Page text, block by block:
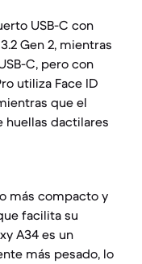
USB-C con
Gen 2, mientras
C, pero con
utiliza Face ID
que el
huellas dactilares
más compacto y
facilita su
A34 es un
más pesado, lo